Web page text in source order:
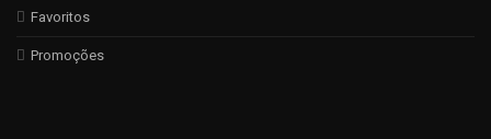
Favoritos
Promoções